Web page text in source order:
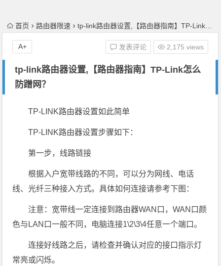
首页 路由器限速 tp-link路由器设置,【路由器指南】TP-Link怎么防蹭网？
tp-link路由器设置,【路由器指南】TP-Link怎么
防蹭网？
发表评论 2,175 views
A+
TP-LINK路由器设置如此简单
TP-LINK路由器设置步骤如下：
第一步，线路链接
根据入户宽带线路的不同，可以分为网线、电话
线、光纤三种接入方式。具体如何连接请参考下图：
注意：宽带线一定连接到路由器WAN口，WAN口颜
色与LAN口一般不同，电脑连接1\2\3\4任意一个端口。
连接好线路之后，请检查并确认对应的接口指示灯
常亮或闪烁。